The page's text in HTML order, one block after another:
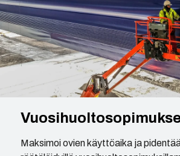
Maksimoi ovien käyttöaika ja